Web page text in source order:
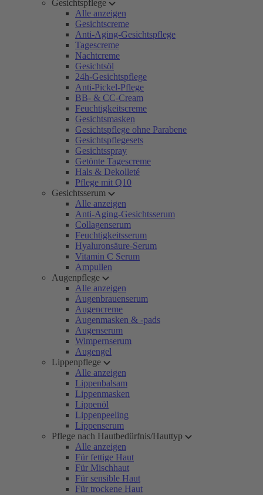
Gesichtspflege
Alle anzeigen
Gesichtscreme
Anti-Aging-Gesichtspflege
Tagescreme
Nachtcreme
Gesichtsöl
24h-Gesichtspflege
Anti-Pickel-Pflege
BB- & CC-Cream
Feuchtigkeitscreme
Gesichtsmasken
Gesichtspflege ohne Parabene
Gesichtspflegesets
Gesichtsspray
Getönte Tagescreme
Hals & Dekolleté
Pflege mit Q10
Gesichtsserum
Alle anzeigen
Anti-Aging-Gesichtsserum
Collagenserum
Feuchtigkeitsserum
Hyaluronsäure-Serum
Vitamin C Serum
Ampullen
Augenpflege
Alle anzeigen
Augenbrauenserum
Augencreme
Augenmasken & -pads
Augenserum
Wimpernserum
Augengel
Lippenpflege
Alle anzeigen
Lippenbalsam
Lippenmasken
Lippenöl
Lippenpeeling
Lippenserum
Pflege nach Hautbedürfnis/Hauttyp
Alle anzeigen
Für fettige Haut
Für Mischhaut
Für sensible Haut
Für trockene Haut